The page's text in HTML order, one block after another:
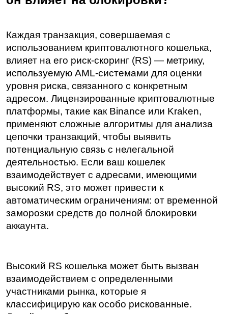
Каждая транзакция, совершаемая с
использованием криптовалютного кошелька,
влияет на его риск-скоринг (RS) — метрику,
используемую AML-системами для оценки
уровня риска, связанного с конкретным
адресом. Лицензированные криптовалютные
платформы, такие как Binance или Kraken,
применяют сложные алгоритмы для анализа
цепочки транзакций, чтобы выявить
потенциальную связь с нелегальной
деятельностью. Если ваш кошелек
взаимодействует с адресами, имеющими
высокий RS, это может привести к
автоматическим ограничениям: от временной
заморозки средств до полной блокировки
аккаунта.
Высокий RS кошелька может быть вызван
взаимодействием с определенными
участниками рынка, которые я
классифицирую как особо рискованные.